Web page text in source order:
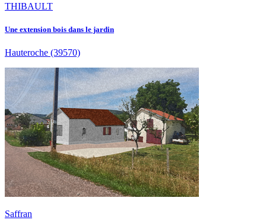
THIBAULT
Une extension bois dans le jardin
Hauteroche (39570)
Saffran